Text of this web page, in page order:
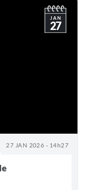
27 JAN 2026 - 14h27
JAN
27